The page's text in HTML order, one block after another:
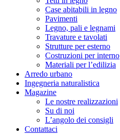
Case abitabili in legno
Pavimenti
Legno, pali e legnami
Travature e tavolati
Strutture per esterno
Costruzioni per interno
Materiali per l’edilizia
Arredo urbano
Ingegneria naturalistica
Magazine
Le nostre realizzazioni
Su di noi
L’angolo dei consigli
Contattaci